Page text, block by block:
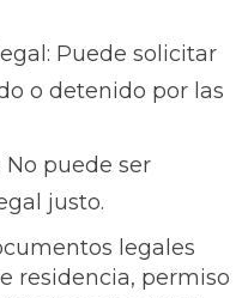
Puede solicitar
o detenido por las
puede ser
justo.
legales
residencia, permiso